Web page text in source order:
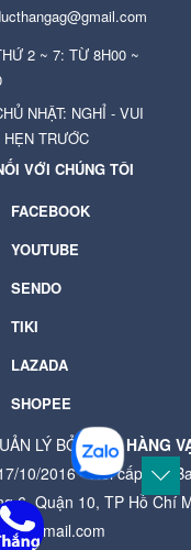
2 ~ 7: TỪ 8H00 ~
NHẬT: NGHỈ - VUI
HẸN TRƯỚC
VỚI CHÚNG TÔI
FACEBOOK
YOUTUBE
SENDO
TIKI
LAZADA
SHOPEE
LÝ BỞICỬA HÀNG
10/2016 - Nơi cấp: Ủy
6, Quận 10, TP Hồ Chí